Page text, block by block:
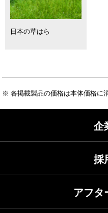
日本の草はら
※ 各掲載製品の価格は本体価格に
企
採
アフタ